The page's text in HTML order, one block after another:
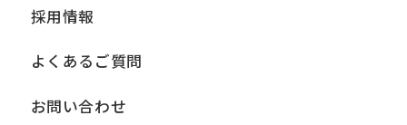
採用情報
よくあるご質問
お問い合わせ